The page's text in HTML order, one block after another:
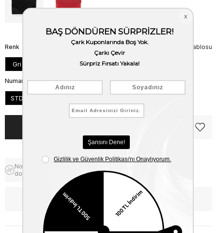
Beden Tablosu
Renk
Gri
Numara
STD
Notify me when the price goes
down
WhatsApp’tan Bilgi Al